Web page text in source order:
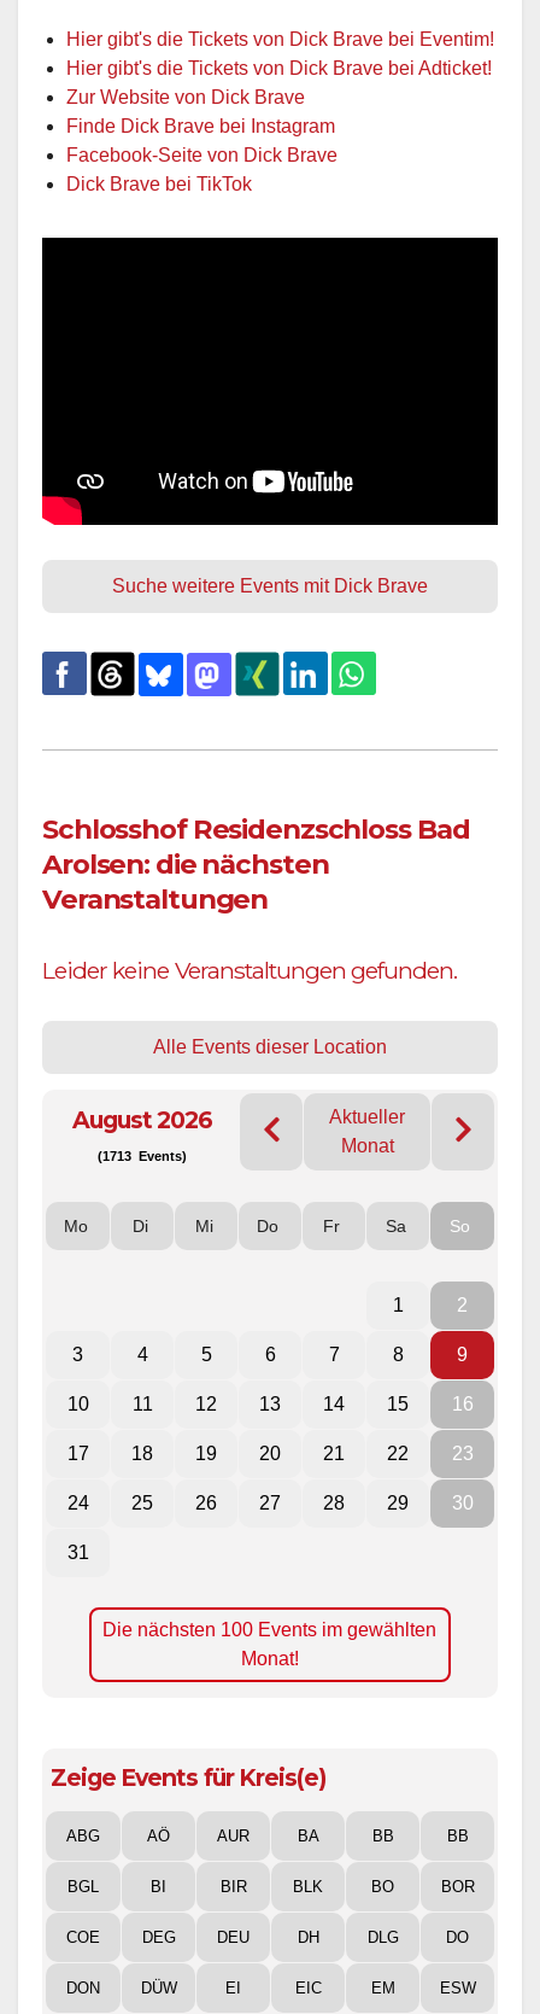
Hier gibt's die Tickets von Dick Brave bei Eventim!
Hier gibt's die Tickets von Dick Brave bei Adticket!
Zur Website von Dick Brave
Finde Dick Brave bei Instagram
Facebook-Seite von Dick Brave
Dick Brave bei TikTok
Suche weitere Events mit Dick Brave
Schlosshof Residenzschloss Bad
Arolsen: die nächsten
Veranstaltungen
Leider keine Veranstaltungen gefunden.
Alle Events dieser Location
August 2026
(1713 Events)
Aktueller
Monat
Mo Di Mi Do Fr Sa So
1 2
3 4 5 6 7 8 9
10 11 12 13 14 15 16
17 18 19 20 21 22 23
24 25 26 27 28 29 30
31
Die nächsten 100 Events im gewählten
Monat!
Zeige Events für Kreis(e)
ABG AÖ AUR BA BB BB
BGL BI BIR BLK BO BOR
COE DEG DEU DH DLG DO
DON DÜW EI EIC EM ESW